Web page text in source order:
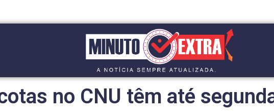
no CNU têm até